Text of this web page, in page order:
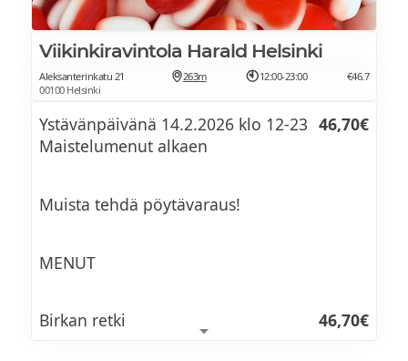
Härän marmorifileepihvi, Comté-
perunapyreetä,
maa-artisokkaa ja salottisipuli-
Leitz 4 Friends Riesling Trocken 12cl
Château Mulonniére Coteaux du Layon 8cl
Viikinkiravintola Harald Helsinki
Aleksanterinkatu 21
00100 Helsinki
263m 12:00-23:00 €46.7
Ystävänpäivänä 14.2.2026 klo 12-23
Maistelumenut alkaen
46,70€
Muista tehdä pöytävaraus!
MENUT
Birkan retki 46,70€